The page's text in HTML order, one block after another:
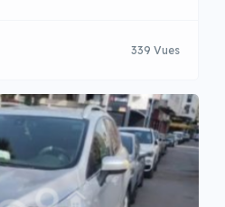
339 Vues